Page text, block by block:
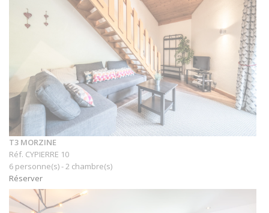
T3 MORZINE
Réf. CYPIERRE 10
6 personne(s) - 2 chambre(s)
Réserver